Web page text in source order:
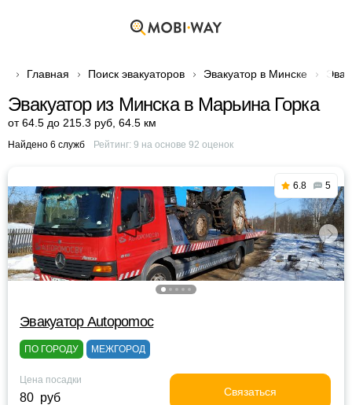
Главная Поиск эвакуаторов Эвакуатор в Минске
Эвакуатор из Минска в Марьина Горка
от 64.5 до 215.3 руб 64.5 км
Найдено 6 служб Рейтинг: 9 на основе 92 оценок
6.8 5
Эвакуатор Autopomoc
ПО ГОРОДУ МЕЖГОРОД
Цена посадки
80 руб Связаться